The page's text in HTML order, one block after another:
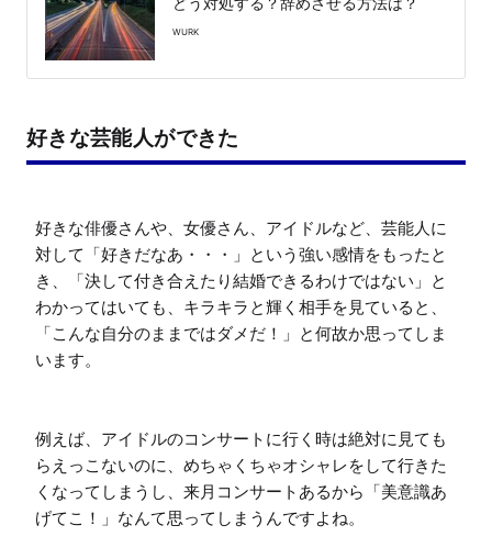
WURK
好きな芸能人ができた
好きな俳優さんや、女優さん、アイドルなど、芸能人に
対して「好きだなあ・・・」という強い感情をもったと
き、「決して付き合えたり結婚できるわけではない」と
わかってはいても、キラキラと輝く相手を見ていると、
「こんな自分のままではダメだ！」と何故か思ってしま
います。
例えば、アイドルのコンサートに行く時は絶対に見ても
らえっこないのに、めちゃくちゃオシャレをして行きた
くなってしまうし、来月コンサートあるから「美意識あ
げてこ！」なんて思ってしまうんですよね。